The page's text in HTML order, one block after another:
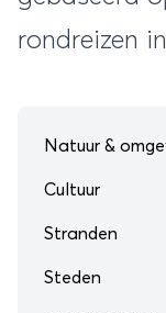
rondreizen
Natuur &
Cultuur
Stranden
Steden